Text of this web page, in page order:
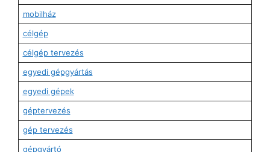
mobilház
célgép
célgép tervezés
egyedi gépgyártás
egyedi gépek
géptervezés
gép tervezés
gépgyártó